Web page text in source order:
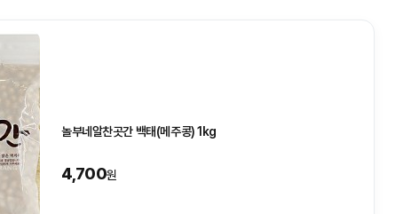
놀부네알찬곳간 백태(메주콩) 1kg
4,700원